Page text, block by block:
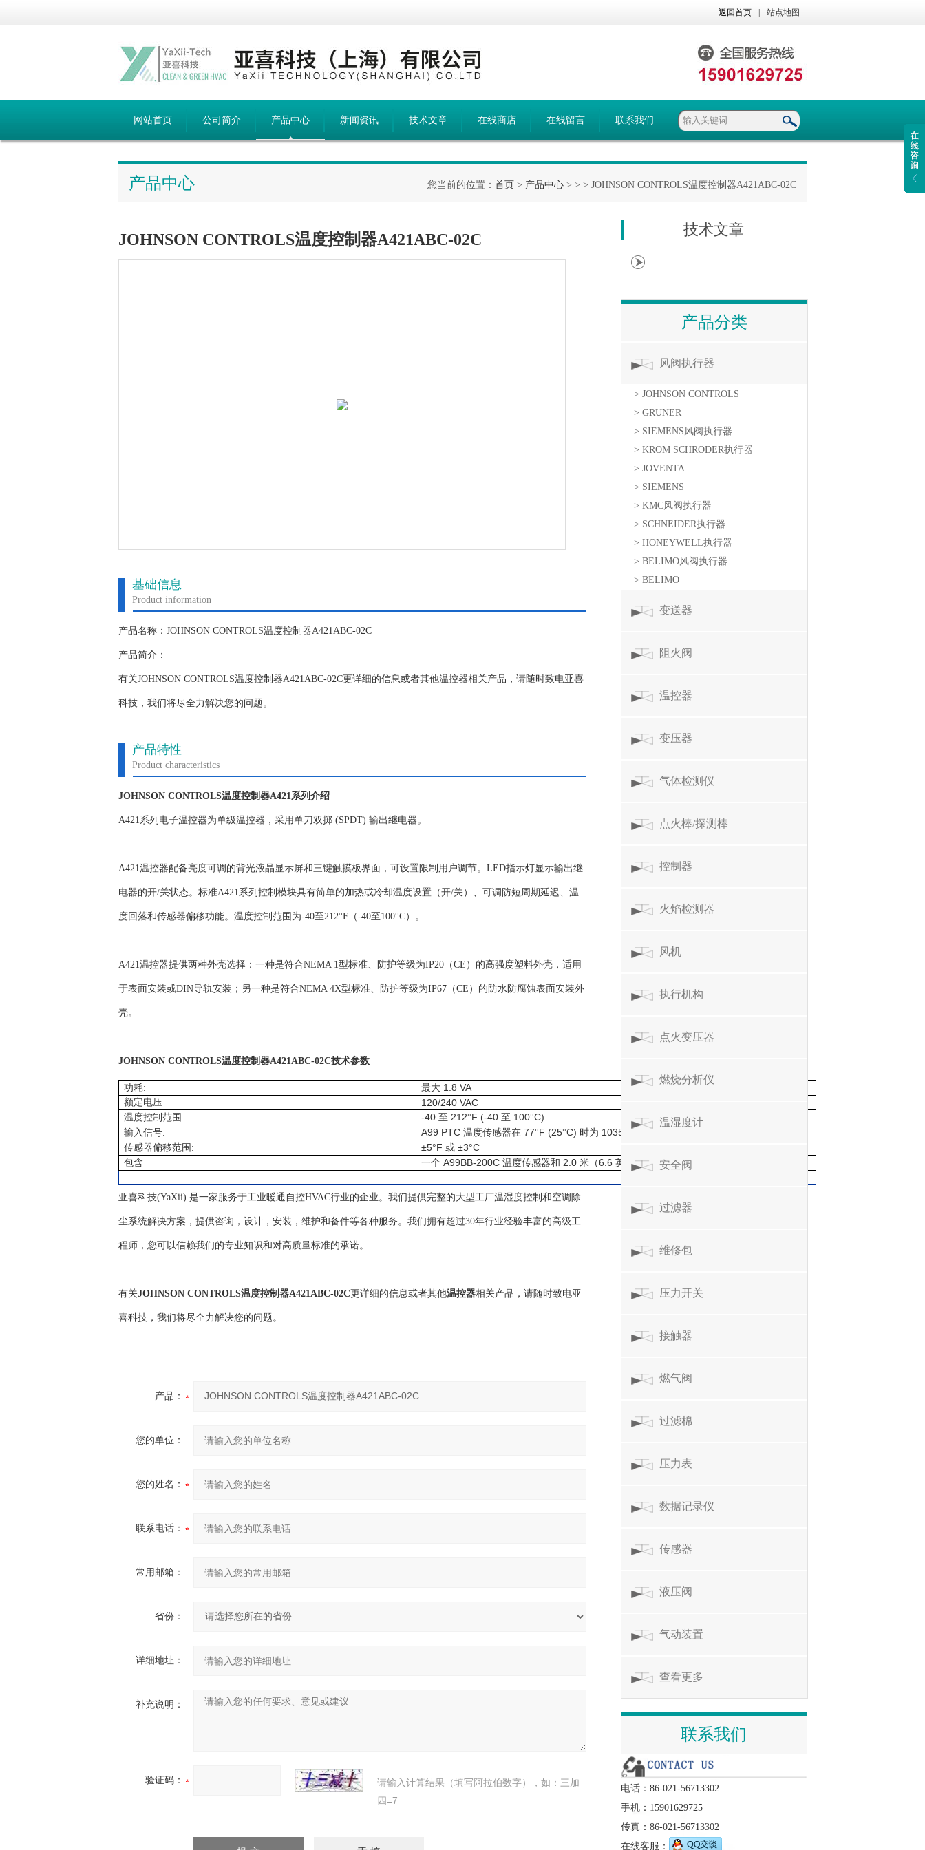
返回首页 站点地图
网站首页 公司简介 产品中心 新闻资讯 技术文章 在线商店 在线留言 联系我们
产品中心 您当前的位置： 首页 > 产品中心 > > > JOHNSON CONTROLS温度控制器A421ABC-02C
JOHNSON CONTROLS温度控制器A421ABC-02C
基础信息
Product information
产品名称：JOHNSON CONTROLS温度控制器A421ABC-02C
产品简介：
有关JOHNSON CONTROLS温度控制器A421ABC-02C更详细的信息或者其他温控器相关产品，请随时致电亚喜
科技，我们将尽全力解决您的问题。
产品特性
Product characteristics
JOHNSON CONTROLS温度控制器A421系列 介绍
A421系列电子温控器为单级温控器，采用单刀双掷 (SPDT) 输出继电器。
A421温控器配备亮度可调的背光液晶显示屏和三键触摸板界面，可设置限制用户调节。LED指示灯显示输出继
电器的开/关状态。标准A421系列控制模块具有简单的加热或冷却温度设置（开/关）、可调防短周期延迟、温
度回落和传感器偏移功能。温度控制范围为-40至212°F（-40至100°C）。
A421温控器提供两种外壳选择：一种是符合NEMA 1型标准、防护等级为IP20（CE）的高强度塑料外壳，适用
于表面安装或DIN导轨安装；另一种是符合NEMA 4X型标准、防护等级为IP67（CE）的防水防腐蚀表面安装外
壳。
JOHNSON CONTROLS温度控制器A421ABC-02C技术参数
功耗: 最大 1.8 VA
额定电压 120/240 VAC
温度控制范围 : -40 至 212°F (-40 至 100°C)
输入信号: A99 PTC 温度传感器在 77°F (25°C) 时为 1035 Ω
传感器偏移范围 : ±5°F 或 ±3°C
包含 一个 A99BB-200C 温度传感器和 2.0 米（6.6 英尺）电缆
亚喜科技(YaXii) 是一家服务于工业暖通自控HVAC行业的企业。我们提供完整的大型工厂温湿度控制和空调除
尘系统解决方案，提供咨询，设计，安装，维护和备件等各种服务。我们拥有超过30年行业经验丰富的高级工
程师，您可以信赖我们的专业知识和对高质量标准的承诺。
有关JOHNSON CONTROLS温度控制器A421ABC-02C更详细的信息或者其他温控器相关产品，请随时致电亚
喜科技，我们将尽全力解决您的问题。
产品：
您的单位：
您的姓名：
联系电话：
常用邮箱：
省份：
详细地址：
补充说明：
验证码：
请输入计算结果（填写阿拉伯数字），如：三加
四=7
技术文章
产品分类
风阀执行器
> JOHNSON CONTROLS
> GRUNER
> SIEMENS风阀执行器
> KROM SCHRODER执行器
> JOVENTA
> SIEMENS
> KMC风阀执行器
> SCHNEIDER执行器
> HONEYWELL执行器
> BELIMO风阀执行器
> BELIMO
变送器
阻火阀
温控器
变压器
气体检测仪
点火棒/探测棒
控制器
火焰检测器
风机
执行机构
点火变压器
燃烧分析仪
温湿度计
安全阀
过滤器
维修包
压力开关
接触器
燃气阀
过滤棉
压力表
数据记录仪
传感器
液压阀
气动装置
查看更多
联系我们
电话：86-021-56713302
手机：15901629725
传真：86-021-56713302
在线客服：